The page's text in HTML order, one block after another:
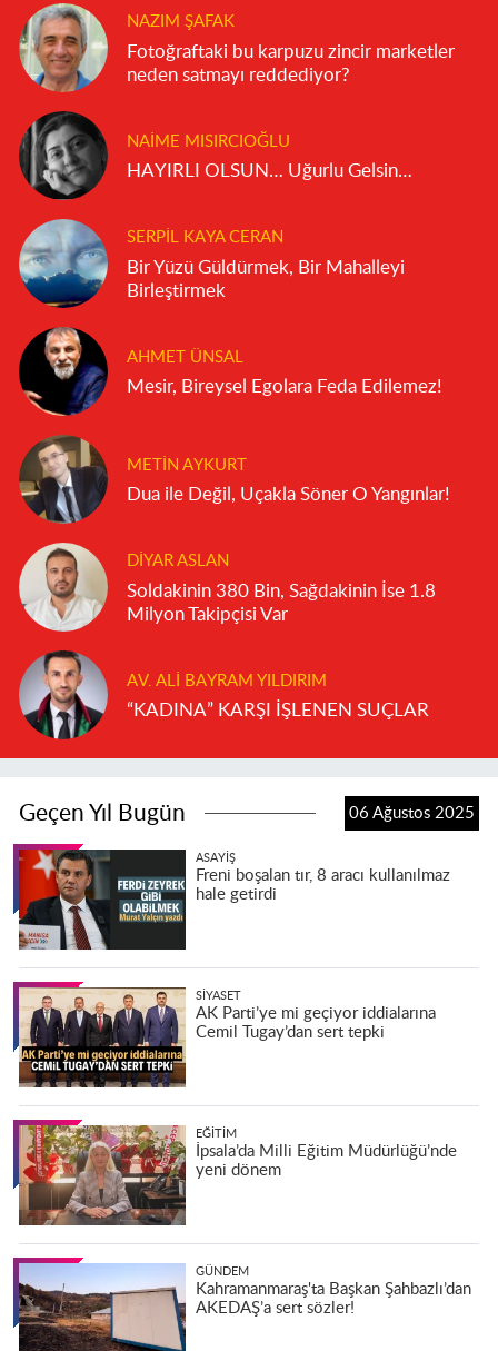
NAZIM ŞAFAK
Fotoğraftaki bu karpuzu zincir marketler
neden satmayı reddediyor?
NAIME MISIRCIOĞLU
HAYIRLI OLSUN… Uğurlu Gelsin…
SERPIL KAYA CERAN
Bir Yüzü Güldürmek, Bir Mahalleyi
Birleştirmek
AHMET ÜNSAL
Mesir, Bireysel Egolara Feda Edilemez!
METIN AYKURT
Dua ile Değil, Uçakla Söner O Yangınlar!
DIYAR ASLAN
Soldakinin 380 Bin, Sağdakinin İse 1.8
Milyon Takipçisi Var
AV. ALI BAYRAM YILDIRIM
“KADINA” KARŞI İŞLENEN SUÇLAR
Geçen Yıl Bugün 06 Ağustos 2025
ASAYIŞ
Freni boşalan tır, 8 aracı kullanılmaz
hale getirdi
SIYASET
AK Parti’ye mi geçiyor iddialarına
Cemil Tugay’dan sert tepki
EĞITIM
İpsala’da Milli Eğitim Müdürlüğü’nde
yeni dönem
GÜNDEM
Kahramanmaraş'ta Başkan Şahbazlı’dan
AKEDAŞ’a sert sözler!